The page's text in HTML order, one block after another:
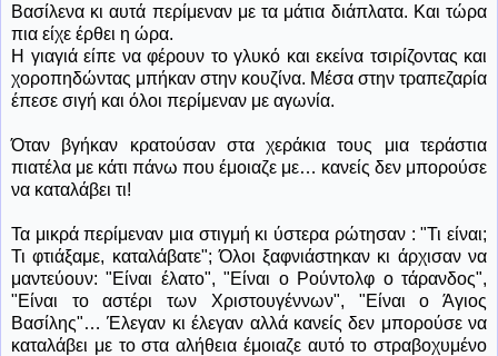
Βασίλενα κι αυτά περίμεναν με τα μάτια διάπλατα. Και τώρα
πια είχε έρθει η ώρα.
Η γιαγιά είπε να φέρουν το γλυκό και εκείνα τσιρίζοντας και
χοροπηδώντας μπήκαν στην κουζίνα. Μέσα στην τραπεζαρία
έπεσε σιγή και όλοι περίμεναν με αγωνία.
Όταν βγήκαν κρατούσαν στα χεράκια τους μια τεράστια
πιατέλα με κάτι πάνω που έμοιαζε με… κανείς δεν μπορούσε
να καταλάβει τι!
Τα μικρά περίμεναν μια στιγμή κι ύστερα ρώτησαν : "Τι είναι;
Τι φτιάξαμε, καταλάβατε"; Όλοι ξαφνιάστηκαν κι άρχισαν να
μαντεύουν: "Είναι έλατο", "Είναι ο Ρούντολφ ο τάρανδος",
"Είναι το αστέρι των Χριστουγέννων", "Είναι ο Άγιος
Βασίλης"… Έλεγαν κι έλεγαν αλλά κανείς δεν μπορούσε να
καταλάβει με το στα αλήθεια έμοιαζε αυτό το στραβοχυμένο